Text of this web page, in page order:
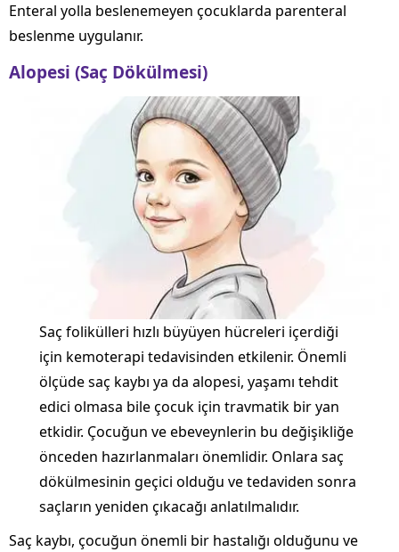
Enteral yolla beslenemeyen çocuklarda parenteral
beslenme uygulanır.
Alopesi (Saç Dökülmesi)
Saç folikülleri hızlı büyüyen hücreleri içerdiği
için kemoterapi tedavisinden etkilenir. Önemli
ölçüde saç kaybı ya da alopesi, yaşamı tehdit
edici olmasa bile çocuk için travmatik bir yan
etkidir. Çocuğun ve ebeveynlerin bu değişikliğe
önceden hazırlanmaları önemlidir. Onlara saç
dökülmesinin geçici olduğu ve tedaviden sonra
saçların yeniden çıkacağı anlatılmalıdır.
Saç kaybı, çocuğun önemli bir hastalığı olduğunu ve